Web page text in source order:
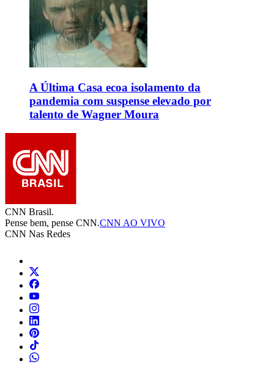
A Última Casa ecoa isolamento da
pandemia com suspense elevado por
talento de Wagner Moura
CNN Brasil.
Pense bem, pense CNN.CNN AO VIVO
CNN Nas Redes